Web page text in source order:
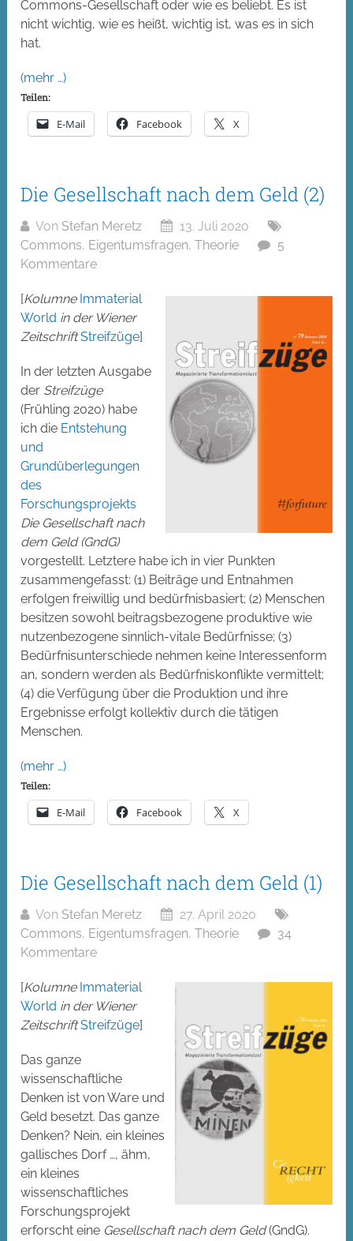
Commons-Gesellschaft oder wie es beliebt. Es ist
nicht wichtig, wie es heißt, wichtig ist, was es in sich
hat.
(mehr …)
Teilen:
E-Mail Facebook X
Die Gesellschaft nach dem Geld (2)
Von Stefan Meretz
13. Juli 2020
Commons, Eigentumsfragen,Theorie
5
Kommentare
[Kolumne Immaterial
World in der Wiener
Zeitschrift Streifzüge]
In der letzten Ausgabe
der Streifzüge
(Frühling 2020) habe
ich die Entstehung
und
Grundüberlegungen
des
Forschungsprojekts
Die Gesellschaft nach
dem Geld (GndG)
vorgestellt. Letztere habe ich in vier Punkten
zusammengefasst: (1) Beiträge und Entnahmen
erfolgen freiwillig und bedürfnisbasiert; (2) Menschen
besitzen sowohl beitragsbezogene produktive wie
nutzenbezogene sinnlich-vitale Bedürfnisse; (3)
Bedürfnisunterschiede nehmen keine Interessenform
an, sondern werden als Bedürfniskonflikte vermittelt;
(4) die Verfügung über die Produktion und ihre
Ergebnisse erfolgt kollektiv durch die tätigen
Menschen.
(mehr …)
Teilen:
E-Mail Facebook X
Die Gesellschaft nach dem Geld (1)
Von Stefan Meretz
27. April 2020
Commons, Eigentumsfragen,Theorie
34
Kommentare
[Kolumne Immaterial
World in der Wiener
Zeitschrift Streifzüge]
Das ganze
wissenschaftliche
Denken ist von Ware und
Geld besetzt. Das ganze
Denken? Nein, ein kleines
gallisches Dorf …, ähm,
ein kleines
wissenschaftliches
Forschungsprojekt
erforscht eine Gesellschaft nach dem Geld(GndG).